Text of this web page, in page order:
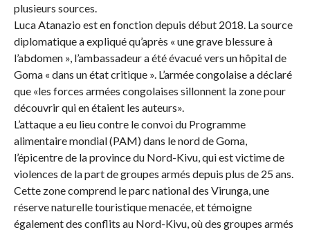
plusieurs sources.
Luca Atanazio est en fonction depuis début 2018. La source
diplomatique a expliqué qu’après « une grave blessure à
l’abdomen », l’ambassadeur a été évacué vers un hôpital de
Goma « dans un état critique ». L’armée congolaise a déclaré
que «les forces armées congolaises sillonnent la zone pour
découvrir qui en étaient les auteurs».
L’attaque a eu lieu contre le convoi du Programme
alimentaire mondial (PAM) dans le nord de Goma,
l’épicentre de la province du Nord-Kivu, qui est victime de
violences de la part de groupes armés depuis plus de 25 ans.
Cette zone comprend le parc national des Virunga, une
réserve naturelle touristique menacée, et témoigne
également des conflits au Nord-Kivu, où des groupes armés